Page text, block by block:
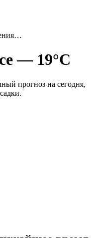
— 19°C
прогноз на сегодня,